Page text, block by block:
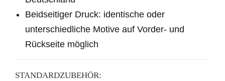
Beidseitiger Druck: identische oder
unterschiedliche Motive auf Vorder- und
Rückseite möglich
STANDARDZUBEHÖR: